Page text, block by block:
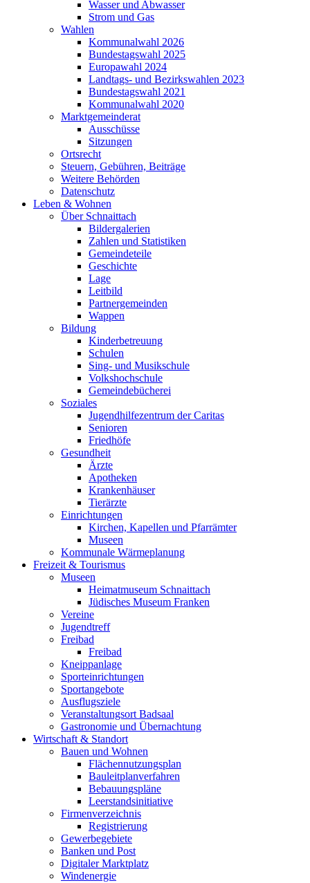
Wasser und Abwasser
Strom und Gas
Wahlen
Kommunalwahl 2026
Bundestagswahl 2025
Europawahl 2024
Landtags- und Bezirkswahlen 2023
Bundestagswahl 2021
Kommunalwahl 2020
Marktgemeinderat
Ausschüsse
Sitzungen
Ortsrecht
Steuern, Gebühren, Beiträge
Weitere Behörden
Datenschutz
Leben & Wohnen
Über Schnaittach
Bildergalerien
Zahlen und Statistiken
Gemeindeteile
Geschichte
Lage
Leitbild
Partnergemeinden
Wappen
Bildung
Kinderbetreuung
Schulen
Sing- und Musikschule
Volkshochschule
Gemeindebücherei
Soziales
Jugendhilfezentrum der Caritas
Senioren
Friedhöfe
Gesundheit
Ärzte
Apotheken
Krankenhäuser
Tierärzte
Einrichtungen
Kirchen, Kapellen und Pfarrämter
Museen
Kommunale Wärmeplanung
Freizeit & Tourismus
Museen
Heimatmuseum Schnaittach
Jüdisches Museum Franken
Vereine
Jugendtreff
Freibad
Freibad
Kneippanlage
Sporteinrichtungen
Sportangebote
Ausflugsziele
Veranstaltungsort Badsaal
Gastronomie und Übernachtung
Wirtschaft & Standort
Bauen und Wohnen
Flächennutzungsplan
Bauleitplanverfahren
Bebauungspläne
Leerstandsinitiative
Firmenverzeichnis
Registrierung
Gewerbegebiete
Banken und Post
Digitaler Marktplatz
Windenergie